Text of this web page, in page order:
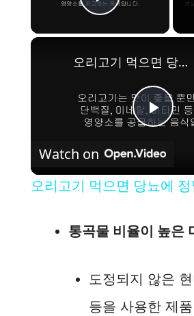
Play Video
P
V
오리고기 먹으면 당뇨에 정말 좋을까요?
Watch on
오리고기 먹으면 당뇨에
통곡물 비율이 높은
도정되지 않은
등을 사용한 제